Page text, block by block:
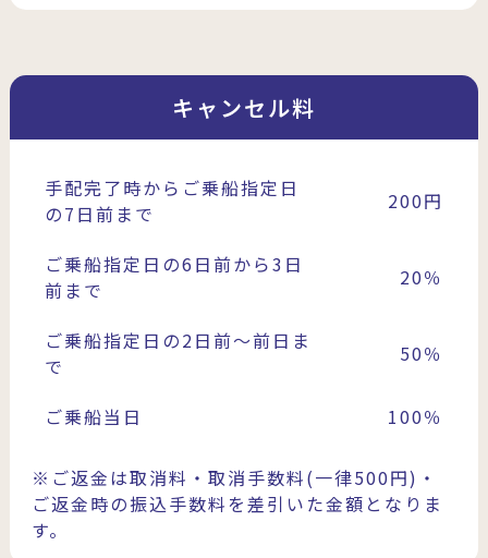
キャンセル料
手配完了時からご乗船指定日
の7日前まで
200円
ご乗船指定日の6日前から3日
前まで
20％
ご乗船指定日の2日前〜前日ま
で
50％
ご乗船当日 100％
※ご返金は取消料・取消手数料(一律500円)・
ご返金時の振込手数料を差引いた金額となりま
す。